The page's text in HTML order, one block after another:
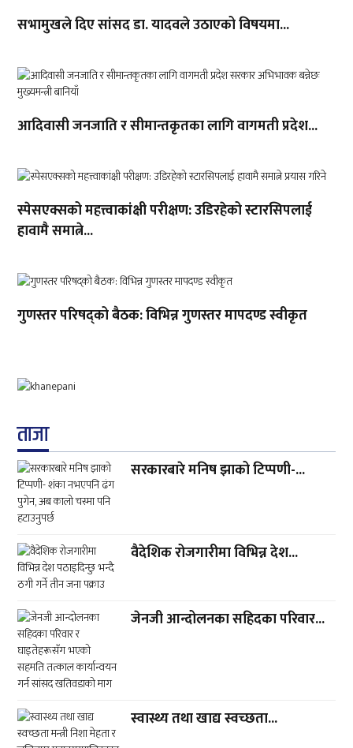
सभामुखले दिए सांसद डा‍‍. यादवले उठाएको विषयमा...
आदिवासी जनजाति र सीमान्तकृतका लागि वागमती प्रदेश...
स्पेसएक्सको महत्त्वाकांक्षी परीक्षण: उडिरहेको स्टारसिपलाई
हावामै समात्ने...
गुणस्तर परिषद्को बैठक: विभिन्न गुणस्तर मापदण्ड स्वीकृत
ताजा
सरकारबारे मनिष झाको टिप्पणी-...
वैदेशिक रोजगारीमा विभिन्न देश...
जेनजी आन्दोलनका सहिदका परिवार...
स्वास्थ्य तथा खाद्य स्वच्छता...